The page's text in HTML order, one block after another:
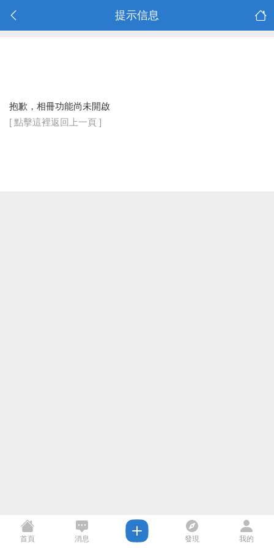
提示信息
抱歉，相冊功能尚未開啟
[ 點擊這裡返回上一頁 ]
首頁 消息 發現 我的